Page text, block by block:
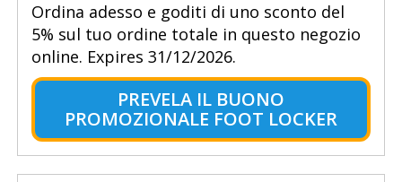
Ordina adesso e goditi di uno sconto del
5% sul tuo ordine totale in questo negozio
online. Expires 31/12/2026.
PREVELA IL BUONO
PROMOZIONALE FOOT LOCKER